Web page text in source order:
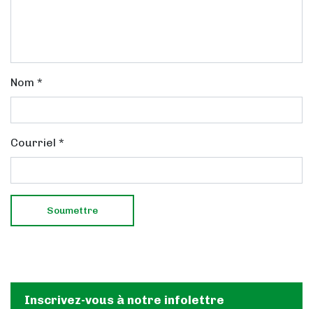
Nom *
Courriel *
Inscrivez-vous à notre infolettre